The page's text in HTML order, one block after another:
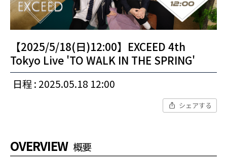
【2025/5/18(日)12:00】EXCEED 4th
Tokyo Live 'TO WALK IN THE SPRING'
日程 : 2025.05.18 12:00
シェアする
OVERVIEW 概要